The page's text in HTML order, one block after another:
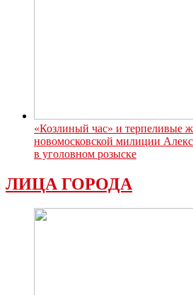
«Козлиный час» и терпеливые
новомосковской милиции
в уголовном розыске
ЛИЦА ГОРОДА